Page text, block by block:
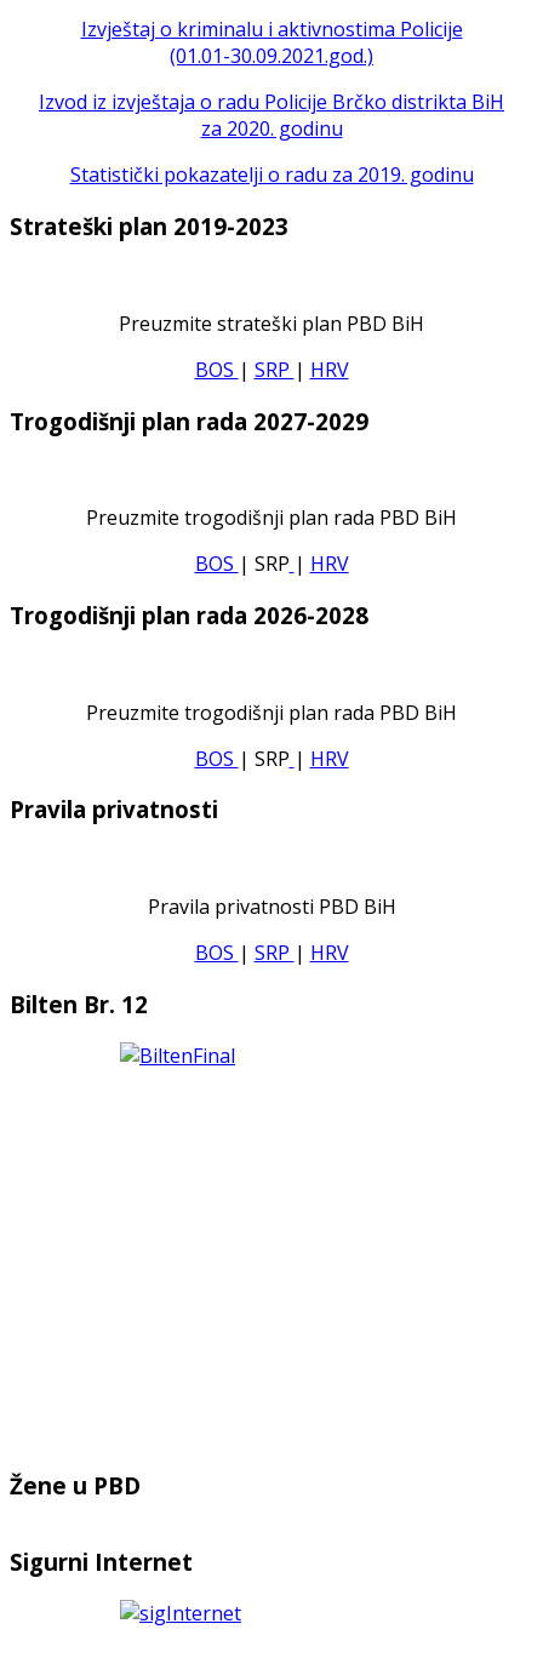
Izvještaj o kriminalu i aktivnostima Policije
(01.01-30.09.2021.god.)
Izvod iz izvještaja o radu Policije Brčko distrikta BiH
za 2020. godinu
Statistički pokazatelji o radu za 2019. godinu
Strateški plan 2019-2023
Preuzmite strateški plan PBD BiH
BOS | SRP | HRV
Trogodišnji plan rada 2027-2029
Preuzmite trogodišnji plan rada PBD BiH
BOS | SRP | HRV
Trogodišnji plan rada 2026-2028
Preuzmite trogodišnji plan rada PBD BiH
BOS | SRP | HRV
Pravila privatnosti
Pravila privatnosti PBD BiH
BOS | SRP | HRV
Bilten Br. 12
Žene u PBD
Sigurni Internet